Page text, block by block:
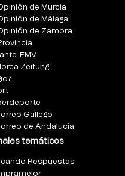
de Murcia
de Málaga
de Zamora
EMV
Zeitung
Gallego
de Andalucia
temáticos
Respuestas